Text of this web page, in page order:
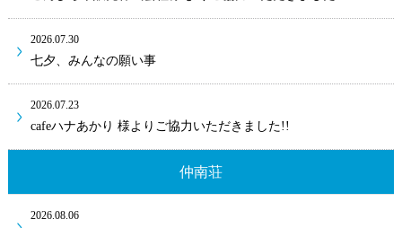
2026.07.30
七夕、みんなの願い事
2026.07.23
cafeハナあかり 様よりご協力いただきました!!
仲南荘
2026.08.06